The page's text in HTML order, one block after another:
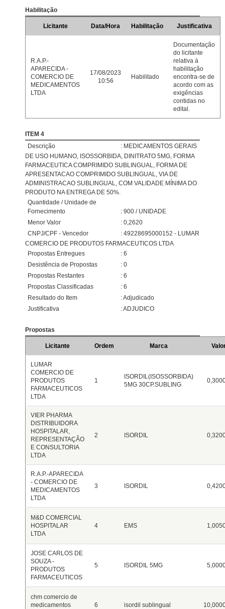
Habilitação
Licitante Data/Hora Habilitação Justificativa
R.A.P.-
APARECIDA -
COMERCIO DE
MEDICAMENTOS
LTDA
17/08/2023
10:56
Habilitado
Documentação
do licitante
relativa à
habilitação
encontra-se de
acordo com as
exigências
contidas no
edital.
ITEM 4
Descrição
: MEDICAMENTOS GERAIS
DE USO HUMANO, ISOSSORBIDA, DINITRATO 5MG, FORMA
FARMACEUTICA COMPRIMIDO SUBLINGUAL, FORMA DE
APRESENTACAO COMPRIMIDO SUBLINGUAL, VIA DE
ADMINISTRACAO SUBLINGUAL, COM VALIDADE MÍNIMA DO
PRODUTO NA ENTREGA DE 50%.
Quantidade / Unidade de
Fornecimento
: 900 / UNIDADE
Menor Valor
: 0,2620
CNPJ/CPF - Vencedor
: 49228695000152 - LUMAR
COMERCIO DE PRODUTOS FARMACEUTICOS LTDA
Propostas Entregues
: 6
Desistência de Propostas
: 0
Propostas Restantes
: 6
Propostas Classificadas
: 6
Resultado do Item
: Adjudicado
Justificativa
: ADJUDICO
Propostas
Licitante Ordem Marca
LUMAR
COMERCIO DE
PRODUTOS
FARMACEUTICOS
LTDA
1
ISORDIL(ISOSSORBIDA)
5MG 30CP.SUBLING
VIER PHARMA
DISTRIBUIDORA
HOSPITALAR,
REPRESENTAÇÃO
E CONSULTORIA
LTDA
2 ISORDIL
R.A.P.-APARECIDA
- COMERCIO DE
MEDICAMENTOS
LTDA
3 ISORDIL
M&D COMERCIAL
HOSPITALAR
LTDA
4 EMS
JOSE CARLOS DE
SOUZA -
PRODUTOS
FARMACEUTICOS
5 ISORDIL 5MG
chm comercio de
medicamentos
6 isordil sublingual